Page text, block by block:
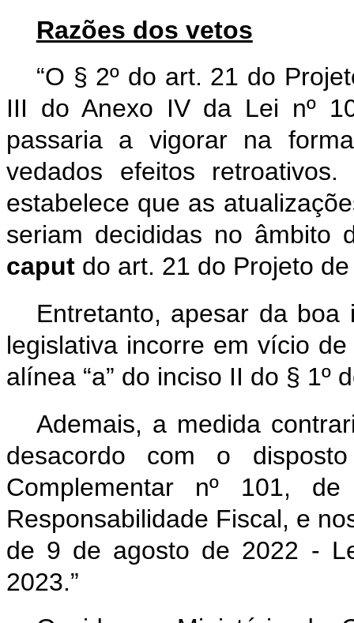
Razões dos vetos
“O § 2º do art. 21 do
III do Anexo IV da Lei nº
passaria a vigorar na
vedados efeitos
estabelece que as
seriam decididas no
caput do art. 21 do Projeto
Entretanto, apesar da boa
legislativa incorre em vício
alínea “a” do inciso II do § 1º
Ademais, a medida
desacordo com o
Complementar nº 101,
Responsabilidade Fiscal, e
de 9 de agosto de 2022 -
2023.”